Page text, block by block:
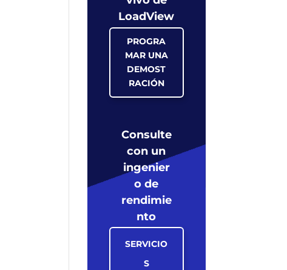
LoadView
PROGRA
MAR UNA
DEMOST
RACIÓN
Consulte
con un
ingenier
o de
rendimie
nto
SERVICIO
S